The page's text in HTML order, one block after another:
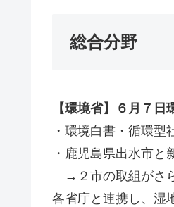
総合分野
【環境省】６月７
・環境白書・循環型
・鹿児島県出水市
→２市の取組がさら
各省庁と連携し、湿